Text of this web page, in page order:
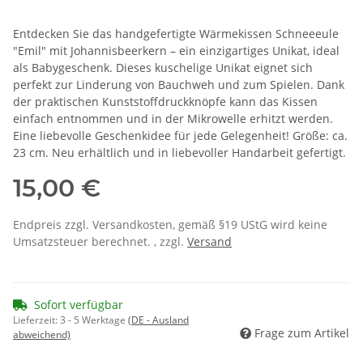
Entdecken Sie das handgefertigte Wärmekissen Schneeeule
"Emil" mit Johannisbeerkern – ein einzigartiges Unikat, ideal
als Babygeschenk. Dieses kuschelige Unikat eignet sich
perfekt zur Linderung von Bauchweh und zum Spielen. Dank
der praktischen Kunststoffdruckknöpfe kann das Kissen
einfach entnommen und in der Mikrowelle erhitzt werden.
Eine liebevolle Geschenkidee für jede Gelegenheit! Größe: ca.
23 cm. Neu erhältlich und in liebevoller Handarbeit gefertigt.
15,00 €
Endpreis zzgl. Versandkosten, gemäß §19 UStG wird keine
Umsatzsteuer berechnet. , zzgl. Versand
Sofort verfügbar
Lieferzeit:3 - 5 Werktage (DE - Ausland
abweichend)
Frage zum Artikel